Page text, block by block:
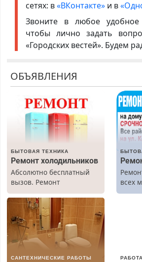
сетях: в«ВКонтакте»и в
Звоните в любое
чтобы лично задать
«Городских вестей». Будем
ОБЪЯВЛЕНИЯ
БЫТОВАЯ ТЕХНИКА
Ремонт холодильников
Абсолютно бесплатный
вызов. Ремонт
холодильников всех
марок на дому, с
гарантией. Все р-ны.
Срочно. Без выходных.
Пенсионерам – скидки до
40%. Мастер со стажем.
всех
САНТЕХНИЧЕСКИЕ РАБОТЫ РАБОТА